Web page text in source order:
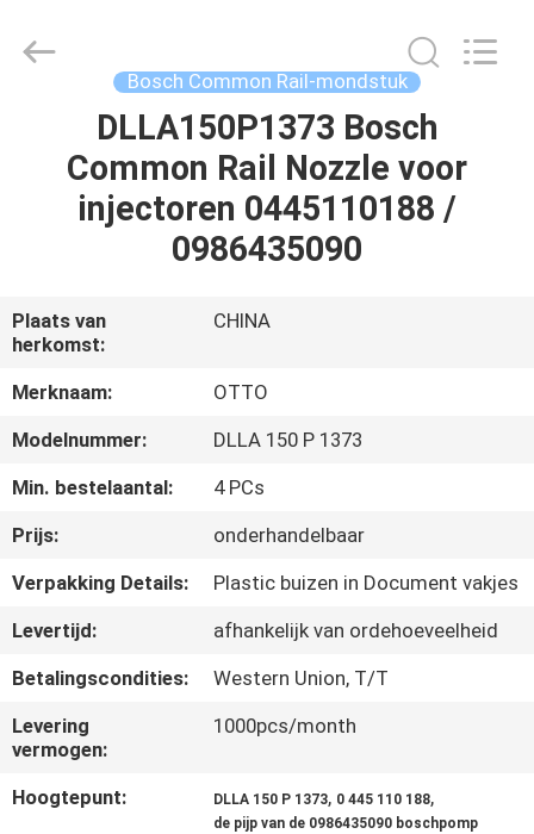
PRODUCTEN
ONS
FABRIEKSTOUR
KWALITEITSCONTROLE
NEEM
CONTACT
MET
ONS
OP
NIEUWS
AUTO
PARTS
Bosch Common Rail-mondstuk
DLLA150P1373 Bosch
Common Rail Nozzle voor
injectoren 0445110188 /
0986435090
Plaats van
herkomst:
CHINA
Merknaam:
OTTO
Modelnummer:
DLLA 150 P 1373
Min. bestelaantal:
4 PCs
Prijs:
onderhandelbaar
Verpakking Details:
Plastic buizen in Document vakjes
Levertijd:
afhankelijk van ordehoeveelheid
Betalingscondities:
Western Union, T/T
Levering
vermogen:
1000pcs/month
Hoogtepunt: DLLA 150 P 1373, 0 445 110 188,
de pijp van de 0986435090 boschpomp